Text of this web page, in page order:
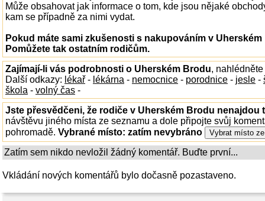
Může obsahovat jak informace o tom, kde jsou nějaké
kam se případně za nimi vydat.
Pokud máte sami zkušenosti s nakupováním v
Pomůžete tak ostatním rodičům.
Zajímají-li vás podrobnosti o Uherském Brodu,
Další odkazy: lékař - lékárna - nemocnice - porodnice - jesle -
škola - volný čas -
Jste přesvědčeni, že rodiče v Uherském Brodu nenajdou
návštěvu jiného místa ze seznamu a dole připojte svůj
pohromadě. Vybrané místo: zatím nevybráno
Zatím sem nikdo nevložil žádný komentář. Buďte první...
Vkládání nových komentářů bylo dočasně pozastaveno.